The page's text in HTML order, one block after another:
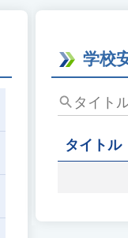
学校
タ
イ
ト
ル、
タイトル